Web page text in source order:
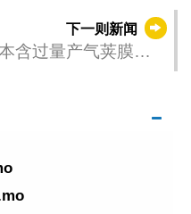
下一则新闻
含过量产气荚膜梭